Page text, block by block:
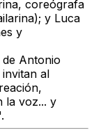
coreógrafa
y Luca
y
Antonio
invitan al
la voz... y